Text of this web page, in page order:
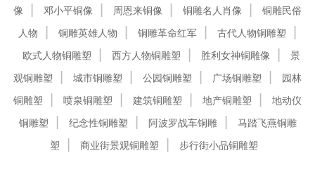
像
邓小平铜像 周恩来铜像 铜雕名人肖像
铜雕民俗
人物
铜雕英雄人物 铜雕革命红军
古代人物铜雕塑
欧式人物铜雕塑
西方人物铜雕塑 胜利女神铜雕像
景
观铜雕塑
城市铜雕塑 公园铜雕塑 广场铜雕塑
园林
铜雕塑
喷泉铜雕塑 建筑铜雕塑 地产铜雕塑
地动仪
铜雕塑
纪念性铜雕塑 阿波罗战车铜雕
马踏飞燕铜雕
塑
商业街景观铜雕塑 步行街小品铜雕塑